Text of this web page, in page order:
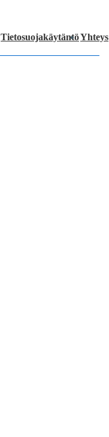
TietosuojakäytäntöYhteys